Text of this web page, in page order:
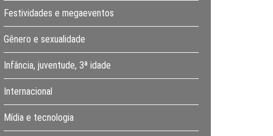
Festividades e megaeventos
Gênero e sexualidade
Infância, juventude, 3ª idade
Internacional
Mídia e tecnologia